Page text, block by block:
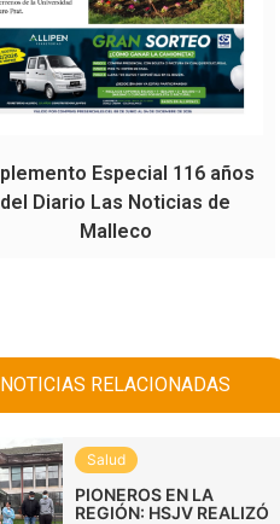
Especial 116 años
del Diario Las Noticias de
Malleco
NOTICIAS RELACIONADAS
Salud
PIONEROS EN LA
REGIÓN: HSJV REALIZÓ